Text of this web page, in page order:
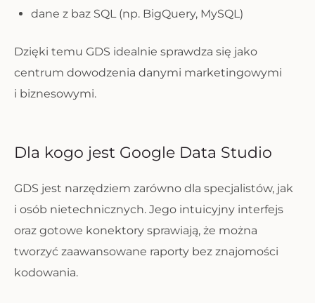
dane z baz SQL (np. BigQuery, MySQL)
Dzięki temu GDS idealnie sprawdza się jako
centrum dowodzenia danymi marketingowymi
i biznesowymi.
Dla kogo jest Google Data Studio
GDS jest narzędziem zarówno dla specjalistów, jak
i osób nietechnicznych. Jego intuicyjny interfejs
oraz gotowe konektory sprawiają, że można
tworzyć zaawansowane raporty bez znajomości
kodowania.